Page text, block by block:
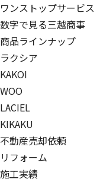
ワンストップサービス
数字で見る三越商事
商品ラインナップ
ラクシア
KAKOI
WOO
LACIEL
KIKAKU
不動産売却依頼
リフォーム
施工実績